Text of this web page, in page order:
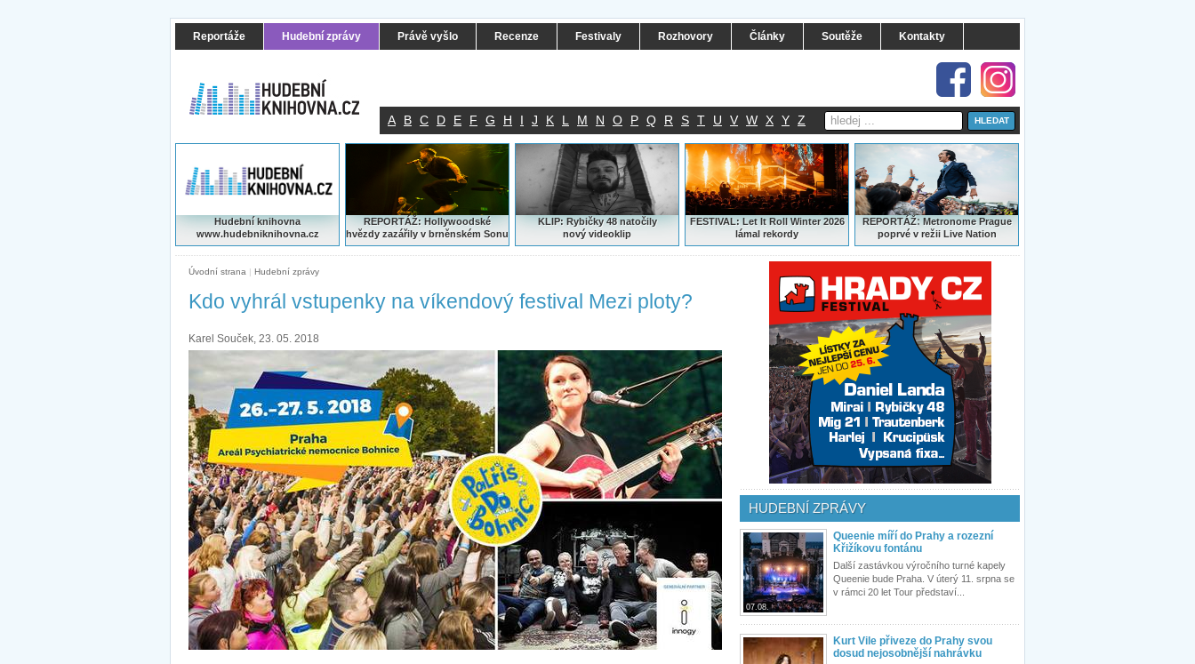
Reportáže Hudební zprávy Právě vyšlo Recenze Festivaly Rozhovory Články Soutěže Kontakty
A B C D E F G H I J K L M N O P Q R S T U V W X Y Z
Hudební knihovna
www.hudebniknihovna.cz
REPORTÁŽ: Hollywoodské
hvězdy zazářily v brněnském Sonu
KLIP: Rybičky 48 natočily
nový videoklip
FESTIVAL: Let It Roll Winter 2026
lámal rekordy
REPORTÁŽ:Metronome Prague
poprvé v režii Live Nation
Úvodní strana | Hudební zprávy
Kdo vyhrál vstupenky na víkendový festival Mezi ploty?
Karel Souček, 23. 05. 2018
HUDEBNÍ ZPRÁVY
07.08.
Queenie míří do Prahy a rozezní
Křižíkovu fontánu
Další zastávkou výročního turné kapely
Queenie bude Praha. V úterý 11. srpna se
v rámci 20 let Tour představí...
Kurt Vile přiveze do Prahy svou
dosud nejosobnější nahrávku